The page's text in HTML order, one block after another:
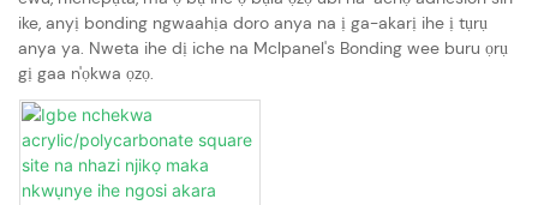
ike, anyị bonding ngwaahịa doro anya na ị ga-akarị ihe ị tụrụ
anya ya. Nweta ihe dị iche na Mclpanel's Bonding wee buru ọrụ
gị gaa n'ọkwa ọzọ.